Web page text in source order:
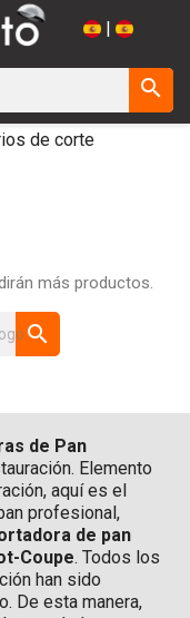
|
search
de corte
más productos.
search
de Pan
Elemento
aquí es el
profesional,
de pan
Coupe. Todos los
han sido
De esta manera,